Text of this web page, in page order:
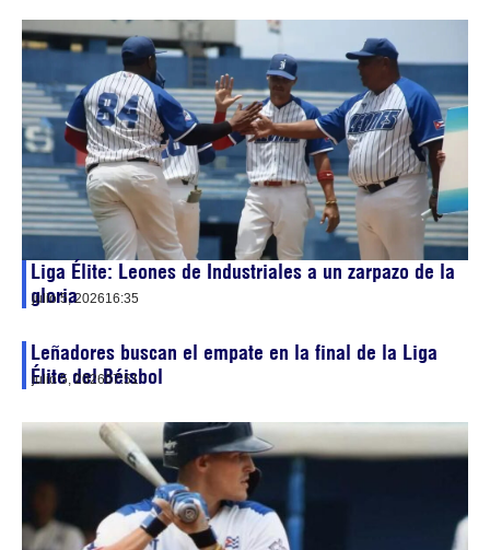
Liga Élite: Leones de Industriales a un zarpazo de la
gloria
julio 5, 202616:35
Leñadores buscan el empate en la final de la Liga
Élite del Béisbol
julio 5, 202607:51